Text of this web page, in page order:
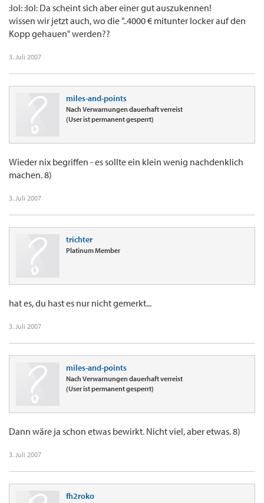
:lol: :lol: Da scheint sich aber einer gut auszukennen!
wissen wir jetzt auch, wo die "..4000 € mitunter locker auf den
Kopp gehauen" werden??
3. Juli 2007
miles-and-points
Nach Verwarnungen dauerhaft verreist
(User ist permanent gesperrt)
Wieder nix begriffen - es sollte ein klein wenig nachdenklich
machen. 8)
3. Juli 2007
trichter
Platinum Member
hat es, du hast es nur nicht gemerkt...
3. Juli 2007
miles-and-points
Nach Verwarnungen dauerhaft verreist
(User ist permanent gesperrt)
Dann wäre ja schon etwas bewirkt. Nicht viel, aber etwas. 8)
3. Juli 2007
fh2roko